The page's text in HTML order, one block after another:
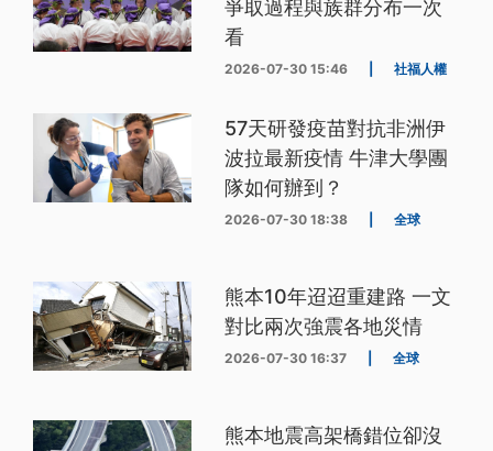
爭取過程與族群分布一次
看
2026-07-30 15:46 社福人權
57天研發疫苗對抗非洲伊
波拉最新疫情 牛津大學團
隊如何辦到？
2026-07-30 18:38 全球
熊本10年迢迢重建路 一文
對比兩次強震各地災情
2026-07-30 16:37 全球
熊本地震高架橋錯位卻沒